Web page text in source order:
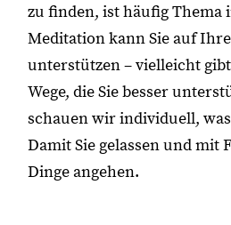
zu finden, ist häufig Thema
Meditation kann Sie auf
unterstützen – vielleicht
Wege, die Sie besser
schauen wir individuell,
Damit Sie gelassen und mit
Dinge angehen.